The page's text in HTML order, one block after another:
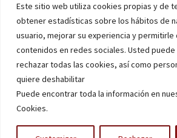
Este sitio web utiliza cookies propias y de
obtener estadísticas sobre los hábitos de
usuario, mejorar su experiencia y
contenidos en redes sociales. Usted
rechazar todas las cookies, así como
quiere deshabilitar
Puede encontrar toda la información en
Cookies.
Oferta de alfombras
Alfombras juveniles
Alfombras económicas
Alfombras a medida
Alfombras orientales
Venta de alfombras